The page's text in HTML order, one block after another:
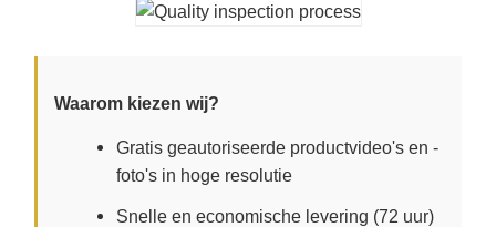
Waarom kiezen wij?
Gratis geautoriseerde productvideo's en -
foto's in hoge resolutie
Snelle en economische levering (72 uur)